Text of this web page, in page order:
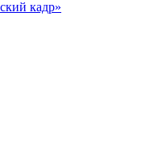
кадр»